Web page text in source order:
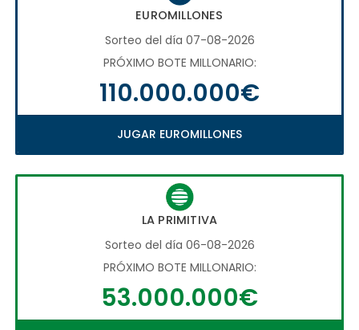
EUROMILLONES
Sorteo del día 07-08-2026
PRÓXIMO BOTE MILLONARIO:
110.000.000€
JUGAR EUROMILLONES
LA PRIMITIVA
Sorteo del día 06-08-2026
PRÓXIMO BOTE MILLONARIO:
53.000.000€